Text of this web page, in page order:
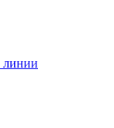
линии